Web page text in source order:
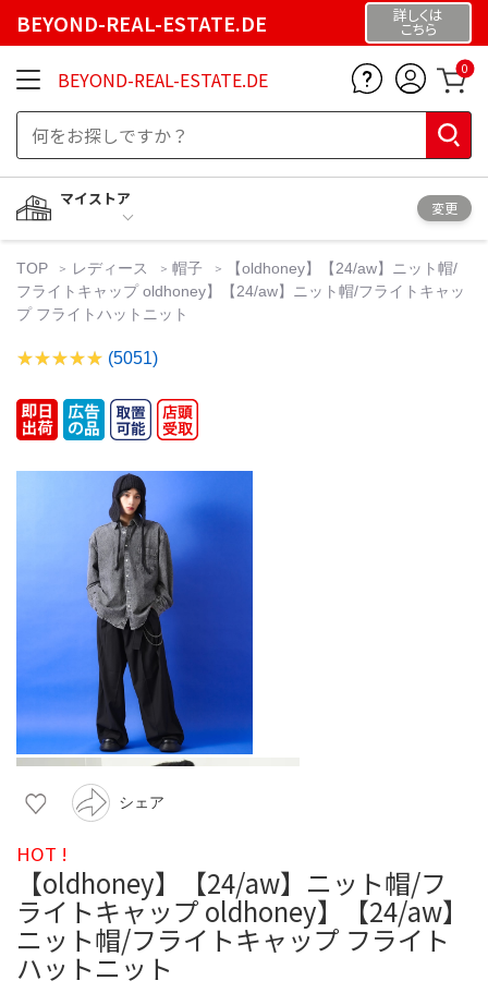
BEYOND-REAL-ESTATE.DE 詳しくは
こちら
BEYOND-REAL-ESTATE.DE 0
マイストア
変更
TOP レディース 帽子
【oldhoney】【24/aw】ニット帽/
フライトキャップ oldhoney】【24/aw】ニット帽/フライトキャッ
プ フライトハットニット
(5051)
シェア
HOT !
【oldhoney】【24/aw】ニット帽/フ
ライトキャップ oldhoney】【24/aw】
ニット帽/フライトキャップ フライト
ハットニット